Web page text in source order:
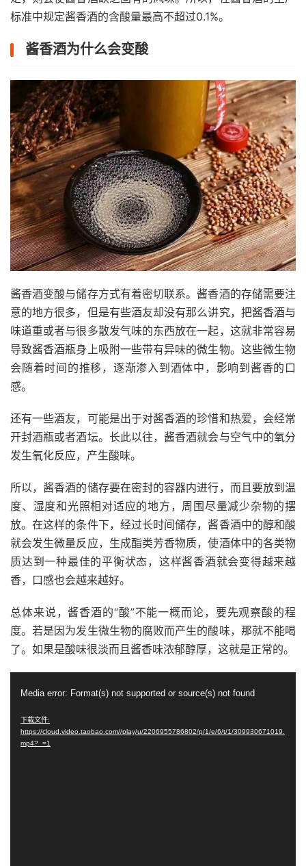
标准中规定酱香酒的含酸量最高不超过0.1%。
酱香酒为什么会变酸
酱香酒变酸与储存方式有着密切联系。酱香酒的存储需要注
意的地方很多，但是有些酒友却没有那么讲究，把酱香酒与
味道重或者与很多散发气味的东西放在一起，这就非常容易
导致酱香酒瓶身上吸附一些带有异味的微生物。这些微生物
会随着时间的推移，逐渐渗入到酒体中，影响到酱香的口
感。
还有一些酒友，可能是出于对酱香酒的珍惜和热爱，会经常
开封酒瓶或者酒坛。长此以往，酱香酒就会与空气中的氧分
发生氧化反应，产生酸味。
所以，酱香酒的储存要在密封的容器内进行，而且要放到温
度、湿度和光照相对适应的地方，周围尽量减少杂物的摆
放。在这样的条件下，经过长时间储存，酱香酒中的醇和酸
就会发生微量反应，生成酯类芳香物质，使酒体中的各类物
质达到一种最佳的平衡状态，这样酱香酒就会变得越来越
香，口感也会越来越好。
总体来说，酱香酒的“酸”不能一概而论，要先观察酸的程
度。若是因为发生微生物的腐败而产生的酸味，那就不能喝
了。如果是酸味很淡而且酱香味浓郁醇厚，这就是正常的。
Media error: Format(s) not supported or source(s) not found
下载文件:
https://cloud.video.taobao.com//play/u/2206955786802/p/1/e/6/t/1/309930671019.
mp4?_=1